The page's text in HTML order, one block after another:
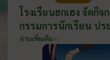
โรงเรียนฮกเฮง จัดกิ
กรรมการนักเรียน ป
2569 ส่งเสริมประชาธิ
วันที่ 9 มิถุนายน 2569
อ่านเพิ่มเติม ›